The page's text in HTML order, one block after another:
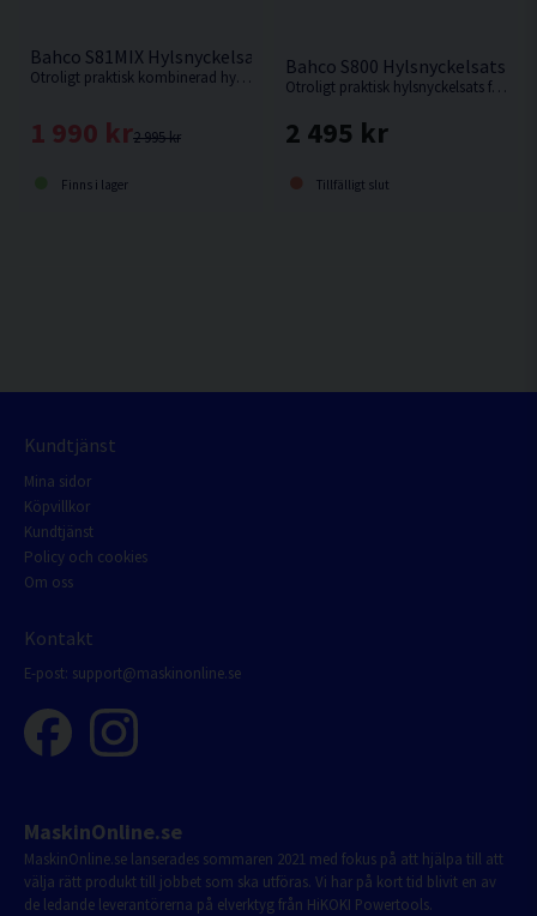
Bahco S81MIX Hylsnyckelsats 1/4" & 1/2" 81 delar
Otroligt praktisk kombinerad hylsnyckelsats och tångsats från Bahco med hela 81 delar. Levereras i en stöttålig väska.
2 995 kr
1 990 kr
Finns i lager
Bahco S800 Hylsnyckelsats 1/
Otroligt praktisk hylsnyckelsats från Bahco med 77 delar. Levereras i en slagtålig väska.
2 495 kr
Tillfälligt slut
Kundtjänst
Mina sidor
Köpvillkor
Kundtjänst
Policy och cookies
Om oss
Kontakt
E-post: support@maskinonline.se
MaskinOnline.se
MaskinOnline.se lanserades sommaren 2021 med fokus på att hjälpa till att
välja rätt produkt till jobbet som ska utföras. Vi har på kort tid blivit en av
de ledande leverantörerna på elverktyg från HiKOKI Powertools.